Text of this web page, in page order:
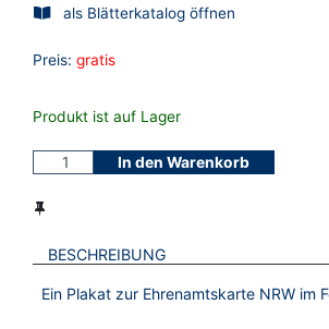
als Blätterkatalog öffnen
Preis: gratis
Produkt ist auf Lager
In den Warenkorb
BESCHREIBUNG
Ein Plakat zur Ehrenamtskarte NRW im